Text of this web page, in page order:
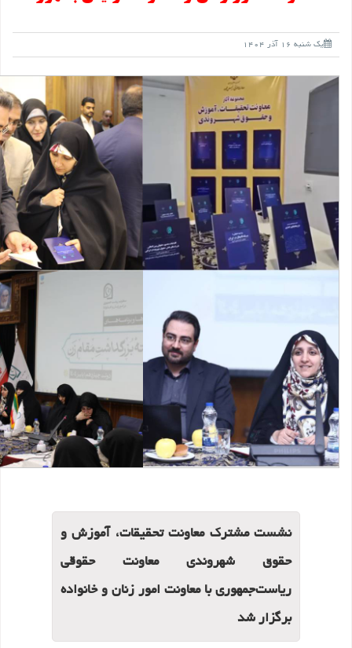
یک شنبه 16 آذر 1404
نشست مشترک معاونت تحقیقات، آموزش و
حقوق شهروندی معاونت حقوقی
ریاست‌جمهوری با معاونت امور زنان و خانواده
برگزار شد